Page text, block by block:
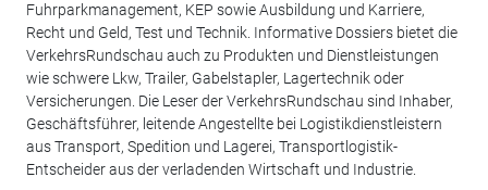
Fuhrparkmanagement, KEP sowie Ausbildung und Karriere,
Recht und Geld, Test und Technik. Informative Dossiers bietet die
VerkehrsRundschau auch zu Produkten und Dienstleistungen
wie schwere Lkw, Trailer, Gabelstapler, Lagertechnik oder
Versicherungen. Die Leser der VerkehrsRundschau sind Inhaber,
Geschäftsführer, leitende Angestellte bei Logistikdienstleistern
aus Transport, Spedition und Lagerei, Transportlogistik-
Entscheider aus der verladenden Wirtschaft und Industrie.